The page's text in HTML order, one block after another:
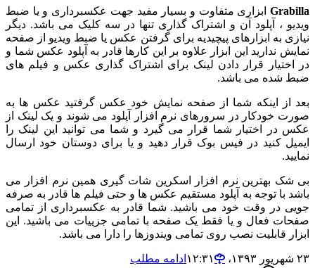
ابزاری متفاوت و بسیار مفید جهت عکسبرداری و یا ضبط
، آپلود آن و اشتراک گذاری تنها در سه کلیک می باشد. دیگر
به ابزارهای پیچیدیه برای گرفتن عکس یا ضبط ویدیو از صفحه
ندارید این ابزار علاوه بر این کارها قادر به آپلود عکس شما و
قرار دادن لینک برای اشتراک گذاری عکس و فیلم های
شده می باشد.
از اینکه شما از صفحه نمایش خود عکس گرفتید عکس ها به
خودکار در سرورهای نرم افزار آپلود می شوند و یک لینک از
اختیار شما قرار می گیرد و شما می توانید این لینک را
کنید در فیس بوک قرار دهید و یا برای دوستان خود ارسال
بهترین نرم افزار اسکرین شات گیری همین نرم افزار می
با توجه به آپلود مستقیم عکس ها و حتی فیلم ها قادر به صرفه
در وقت خود می باشید. شما قادر به عکسبرداری از تمامی
فعال و یا فقط یک صفحه با تمامی جزییات می باشید. این
قابلیت نصب روی تمامی ویندوزها را دارا می باشد.
ادامه مطلب